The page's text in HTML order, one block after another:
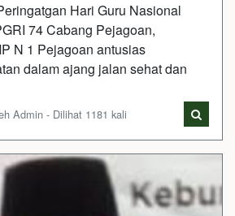
Hari Guru Nasional
74 Cabang Pejagoan,
N 1 Pejagoan antusias
dalam ajang jalan sehat dan
Admin - Dilihat 1181 kali